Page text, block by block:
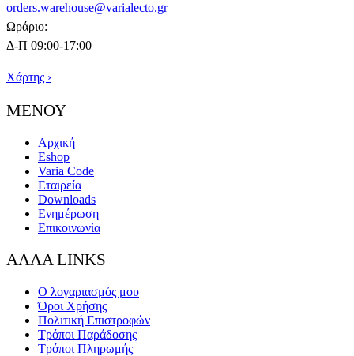
orders.warehouse@varialecto.gr
Ωράριο:
Δ-Π 09:00-17:00
Χάρτης ›
ΜΕΝΟΥ
Αρχική
Eshop
Varia Code
Εταιρεία
Downloads
Ενημέρωση
Επικοινωνία
ΑΛΛΑ LINKS
Ο λογαριασμός μου
Όροι Χρήσης
Πολιτική Επιστροφών
Τρόποι Παράδοσης
Τρόποι Πληρωμής